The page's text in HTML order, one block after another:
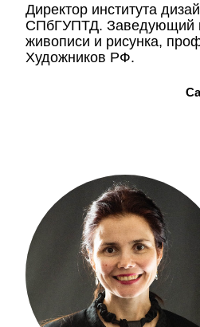
Директор института
СПбГУПТД. Заведующий
живописи и рисунка,
Художников РФ.